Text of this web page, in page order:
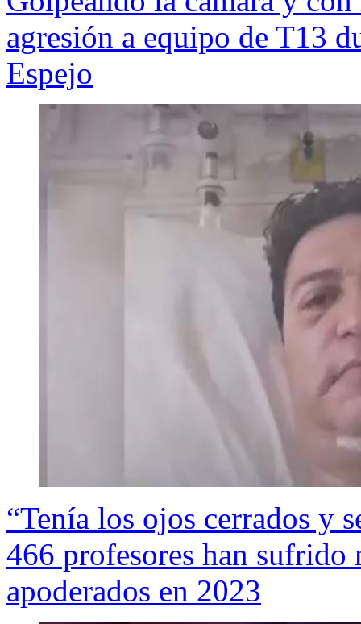
agresión a equipo de T13
Espejo
“Tenía los ojos cerrados y
466 profesores han
apoderados en 2023